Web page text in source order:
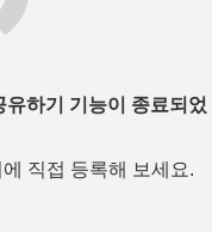
하기 기능이 종료되었
직접 등록해 보세요.